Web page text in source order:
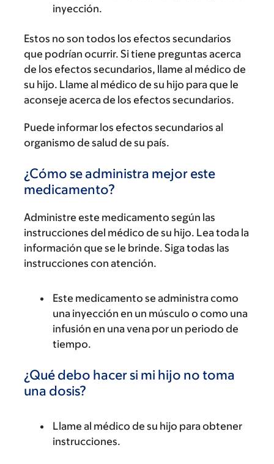
inyección.
Estos no son todos los efectos secundarios
que podrían ocurrir. Si tiene preguntas acerca
de los efectos secundarios, llame al médico de
su hijo. Llame al médico de su hijo para que le
aconseje acerca de los efectos secundarios.
Puede informar los efectos secundarios al
organismo de salud de su país.
¿Cómo se administra mejor este
medicamento?
Administre este medicamento según las
instrucciones del médico de su hijo. Lea toda la
información que se le brinde. Siga todas las
instrucciones con atención.
Este medicamento se administra como
una inyección en un músculo o como una
infusión en una vena por un periodo de
tiempo.
¿Qué debo hacer si mi hijo no toma
una dosis?
Llame al médico de su hijo para obtener
instrucciones.